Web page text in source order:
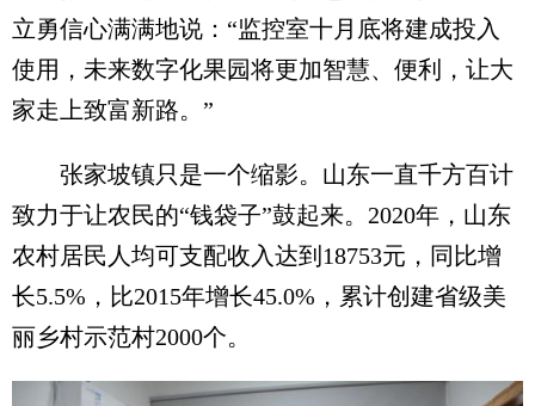
立勇信心满满地说：“监控室十月底将建成投入
使用，未来数字化果园将更加智慧、便利，让大
家走上致富新路。”
张家坡镇只是一个缩影。山东一直千方百计
致力于让农民的“钱袋子”鼓起来。2020年，山东
农村居民人均可支配收入达到18753元，同比增
长5.5%，比2015年增长45.0%，累计创建省级美
丽乡村示范村2000个。